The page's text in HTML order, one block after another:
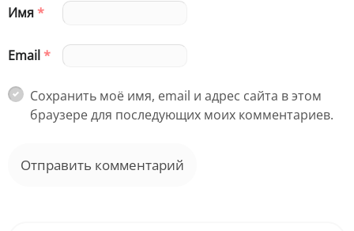
Имя*
Email*
Сохранить моё имя, email и адрес сайта в этом
браузере для последующих моих комментариев.